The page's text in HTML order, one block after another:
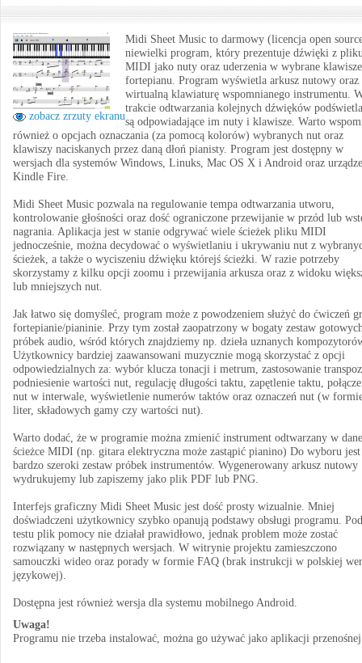
zobacz zrzuty ekranu
Midi Sheet Music to darmowy (licencja open
niewielki program, który prezentuje dźwięki z
MIDI jako nuty oraz uderzenia w wybrane klawisze
fortepianu. Program wyświetla arkusz nutowy oraz
wirtualną klawiaturę wspomnianego instrumentu.
trakcie odtwarzania kolejnych dźwięków
są odpowiadające im nuty i klawisze. Warto
również o opcjach oznaczania (za pomocą kolorów) wybranych nut oraz
klawiszy naciskanych przez daną dłoń pianisty. Program jest dostępny w
wersjach dla systemów Windows, Linuks, Mac OS X i Android oraz
Kindle Fire.
Midi Sheet Music pozwala na regulowanie tempa odtwarzania utworu,
kontrolowanie głośności oraz dość ograniczone przewijanie w przód lub
nagrania. Aplikacja jest w stanie odgrywać wiele ścieżek pliku MIDI
jednocześnie, można decydować o wyświetlaniu i ukrywaniu nut z
ścieżek, a także o wyciszeniu dźwięku którejś ścieżki. W razie potrzeby
skorzystamy z kilku opcji zoomu i przewijania arkusza oraz z widoku
lub mniejszych nut.
Jak łatwo się domyśleć, program może z powodzeniem służyć do ćwiczeń
fortepianie/pianinie. Przy tym został zaopatrzony w bogaty zestaw
próbek audio, wśród których znajdziemy np. dzieła uznanych
Użytkownicy bardziej zaawansowani muzycznie mogą skorzystać z opcji
odpowiedzialnych za: wybór klucza tonacji i metrum, zastosowanie
podniesienie wartości nut, regulację długości taktu, zapętlenie taktu,
nut w interwale, wyświetlenie numerów taktów oraz oznaczeń nut (w
liter, składowych gamy czy wartości nut).
Warto dodać, że w programie można zmienić instrument odtwarzany w
ścieżce MIDI (np. gitara elektryczna może zastąpić pianino) Do wyboru jest
bardzo szeroki zestaw próbek instrumentów. Wygenerowany arkusz nutowy
wydrukujemy lub zapiszemy jako plik PDF lub PNG.
Interfejs graficzny Midi Sheet Music jest dość prosty wizualnie. Mniej
doświadczeni użytkownicy szybko opanują podstawy obsługi programu.
testu plik pomocy nie działał prawidłowo, jednak problem może zostać
rozwiązany w następnych wersjach. W witrynie projektu zamieszczono
samouczki wideo oraz porady w formie FAQ (brak instrukcji w polskiej
językowej).
Dostępna jest również wersja dla systemu mobilnego Android.
Uwaga!
Programu nie trzeba instalować, można go używać jako aplikacji